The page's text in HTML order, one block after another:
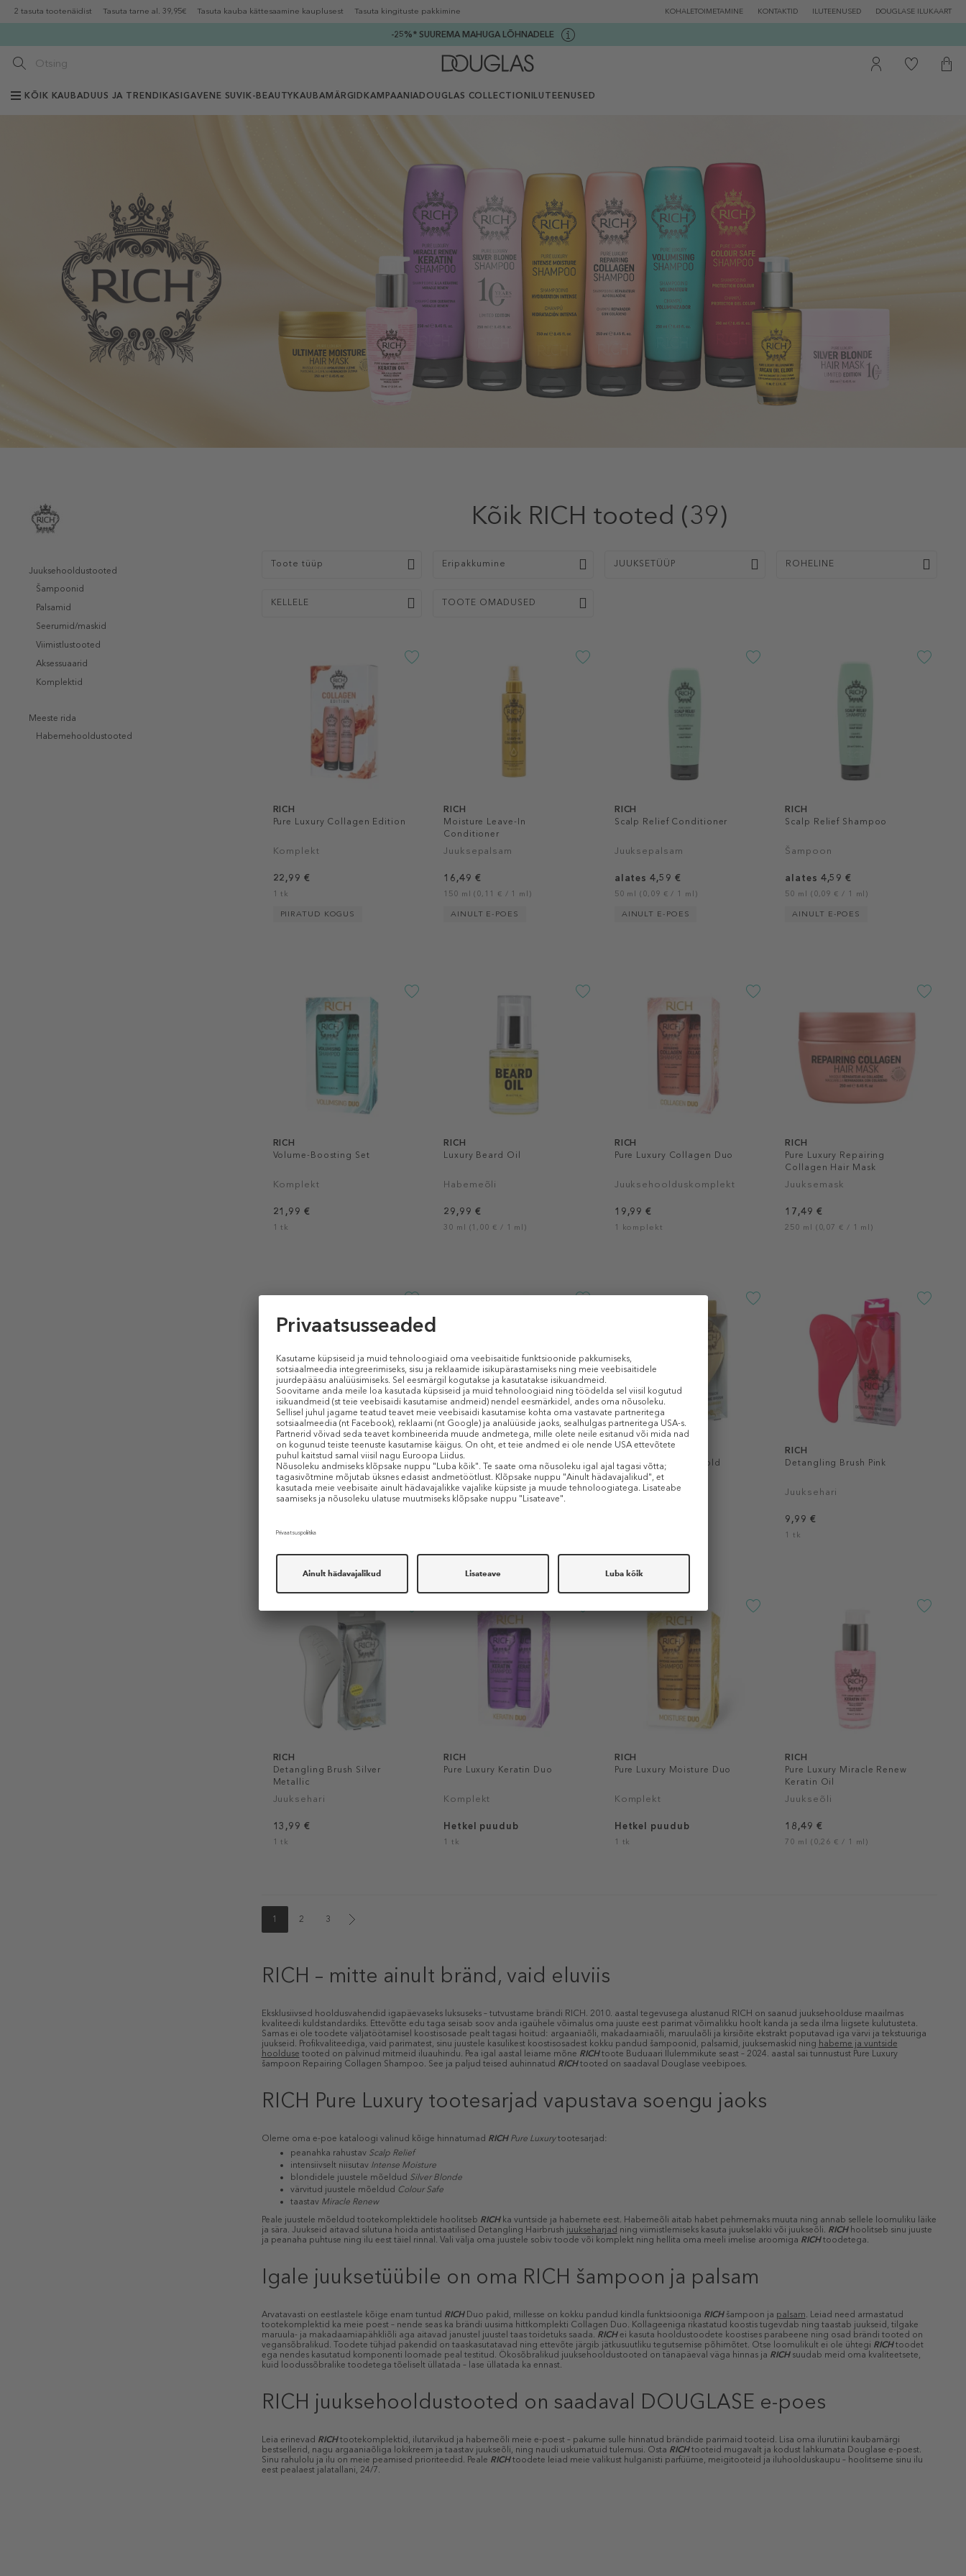
2 tasuta tootenäidist Tasuta tarne al. 39,95€ Tasuta kauba kättesaamine kauplusest Tasuta kingituste pakkimine KOHALETOIMETAMINE KONTAKTID ILUTEENUSED DOUGLASE ILUKAART
-25%* SUUREMA MAHUGA LÕHNADELE
KÕIK KAUBADUUS JA TRENDIKAS IGAVENE SUVI K-BEAUTY KAUBAMÄRGID KAMPAANIADOUGLAS COLLECTION ILUTEENUSED
Juuksehooldustooted
Šampoonid
Palsamid
Seerumid/maskid
Viimistlustooted
Aksessuaarid
Komplektid
Meeste rida
Habemehooldustooted
Kõik RICH tooted (39)
Toote tüüp Eripakkumine JUUKSETÜÜP ROHELINE
KELLELE TOOTE OMADUSED
RICH
Pure Luxury Collagen Edition
Komplekt
22,99 €
1 tk
PIIRATUD KOGUS
RICH
Moisture Leave-In
Conditioner
Juuksepalsam
16,49 €
150 ml (0,11 € / 1 ml)
AINULT E-POES
RICH
Scalp Relief Conditioner
Juuksepalsam
alates 4,59 €
50 ml (0,09 € / 1 ml)
AINULT E-POES
RICH
Scalp Relief Shampoo
Šampoon
alates 4,59 €
50 ml (0,09 € / 1 ml)
AINULT E-POES
RICH
Volume-Boosting Set
Komplekt
21,99 €
1 tk
RICH
Luxury Beard Oil
Habemeõli
29,99 €
30 ml (1,00 € / 1 ml)
RICH
Pure Luxury Collagen Duo
Juuksehoolduskomplekt
19,99 €
1 komplekt
RICH
Pure Luxury Repairing
Collagen Hair Mask
Juuksemask
17,49 €
250 ml (0,07 € / 1 ml)
RICH
Pure Luxury Repairing
Collagen Conditioner
Juuksepalsam
50 ml (0,10 € / 1 ml)
RICH
Pure Luxury Repairing
Collagen Shampoo
Šampoon
RICH
Detangling Brush Gold
Metallic
Juuksehari
RICH
Detangling Brush Pink
Juuksehari
9,99 €
1 tk
RICH
Detangling Brush Silver
Metallic
Juuksehari
13,99 €
1 tk
RICH
Pure Luxury Keratin Duo
Komplekt
Hetkel puudub
1 tk
RICH
Pure Luxury Moisture Duo
Komplekt
Hetkel puudub
1 tk
RICH
Pure Luxury Miracle Renew
Keratin Oil
Juukseõli
18,49 €
70 ml (0,26 € / 1 ml)
1 2 3
RICH – mitte ainult bränd, vaid eluviis
Eksklusiivsed hooldusvahendid igapäevaseks luksuseks – tutvustame brändi RICH. 2010. aastal tegevusega alustanud RICH on saanud juuksehoolduse maailmas
kvaliteedi kuldstandardiks. Ettevõtte edu taga seisab soov anda igaühele võimalus oma juuste eest parimat võimalikku hoolt kanda ja seda ilma liigsete kulutusteta.
Samas ei ole toodete väljatöötamisel koostisosade pealt tagasi hoitud: argaaniaõli, makadaamiaõli, maruulaõli ja kirsiõite ekstrakt poputavad iga värvi ja tekstuuriga
juukseid. Profikvaliteediga, vaid parimatest, sinu juustele kasulikest koostisosadest kokku pandud šampoonid, palsamid, juuksemaskid ning habeme ja vuntside
hoolduse tooted on pälvinud mitmeid iluauhindu. Pea igal aastal leiame mõne RICHtoote Buduaari Ilulemmikute seast – 2024. aastal sai tunnustust Pure Luxury
šampoon Repairing Collagen Shampoo. See ja paljud teised auhinnatud RICHtooted on saadaval Douglase veebipoes.
RICH Pure Luxury tootesarjad vapustava soengu jaoks
Oleme oma e-poe kataloogi valinud kõige hinnatumad RICHPure Luxurytootesarjad:
peanahka rahustav Scalp Relief
intensiivselt niisutav Intense Moisture
blondidele juustele mõeldud Silver Blonde
värvitud juustele mõeldud Colour Safe
taastav Miracle Renew
Peale juustele mõeldud tootekomplektidele hoolitseb RICH ka vuntside ja habemete eest. Habemeõli aitab habet pehmemaks muuta ning annab sellele loomuliku läike
ja sära. Juukseid aitavad silutuna hoida antistaatilised Detangling Hairbrush juukseharjad ning viimistlemiseks kasuta juukselakki või juukseõli. RICH hoolitseb sinu juuste
ja peanaha puhtuse ning ilu eest täiel rinnal. Vali välja oma juustele sobiv toode või komplekt ning hellita oma meeli imelise aroomiga RICHtoodetega.
Igale juuksetüübile on oma RICH šampoon ja palsam
Arvatavasti on eestlastele kõige enam tuntud RICH Duo pakid, millesse on kokku pandud kindla funktsiooniga RICH šampoon ja palsam . Leiad need armastatud
tootekomplektid ka meie poest – nende seas ka brändi uusima hittkomplekti Collagen Duo. Kollageeniga rikastatud koostis tugevdab ning taastab juukseid, tilgake
maruula- ja makadaamiapähkliõli aga aitavad janustel juustel taas toidetuks saada. RICHei kasuta hooldustoodete koostises parabeene ning osad brändi tooted on
vegansõbralikud. Toodete tühjad pakendid on taaskasutatavad ning ettevõte järgib jätkusuutliku tegutsemise põhimõtet. Otse loomulikult ei ole ühtegi RICHtoodet
ega nendes kasutatud komponenti loomade peal testitud. Ökosõbralikud juuksehooldustooted on tänapäeval väga hinnas ja RICH suudab meid oma kvaliteetsete,
kuid loodussõbralike toodetega tõeliselt üllatada – lase üllatada ka ennast.
RICH juuksehooldustooted on saadaval DOUGLASE e-poes
Leia erinevad RICHtootekomplektid, ilutarvikud ja habemeõli meie e-poest – pakume sulle hinnatud brändide parimaid tooteid. Lisa oma ilurutiini kaubamärgi
bestsellerid, nagu argaaniaõliga lokikreem ja taastav juukseõli, ning naudi uskumatuid tulemusi. Osta RICHtooteid mugavalt ja kodust lahkumata Douglase e-poest.
Sinu rahulolu ja ilu on meie peamised prioriteedid. Peale RICHtoodete leiad meie valikust hulganisti parfüüme, meigitooteid ja iluhoolduskaupu – hoolitseme sinu ilu
eest pealaest jalatallani, 24/7.